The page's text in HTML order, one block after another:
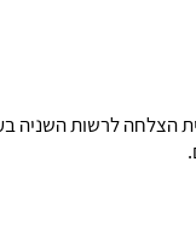
הצלחה לרשות השניה